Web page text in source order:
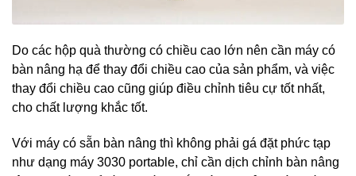
Do các hộp quà thường có chiều cao lớn nên cần máy có
bàn nâng hạ để thay đổi chiều cao của sản phẩm, và việc
thay đổi chiều cao cũng giúp điều chỉnh tiêu cự tốt nhất,
cho chất lượng khắc tốt.
Với máy có sẵn bàn nâng thì không phải gá đặt phức tạp
như dạng máy 3030 portable, chỉ cần dịch chỉnh bàn nâng